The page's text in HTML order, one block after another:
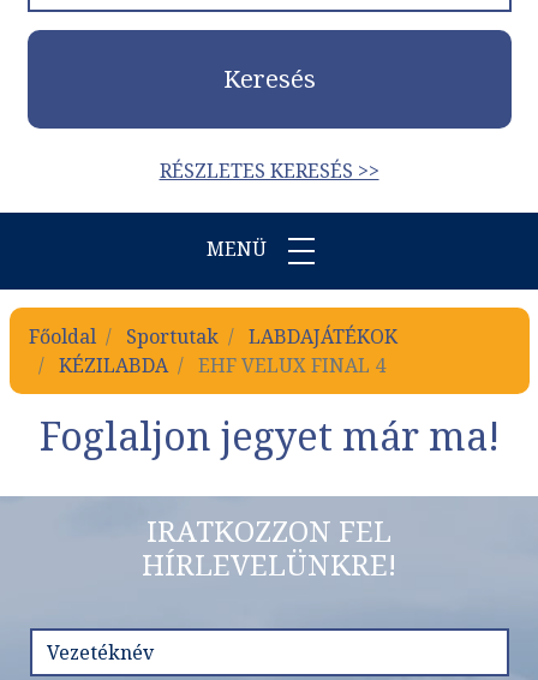
Keresés
RÉSZLETES KERESÉS >>
MENÜ
Főoldal Sportutak
LABDAJÁTÉKOK
KÉZILABDA
EHF VELUX FINAL 4
Foglaljon jegyet már ma!
IRATKOZZON FEL
HÍRLEVELÜNKRE!